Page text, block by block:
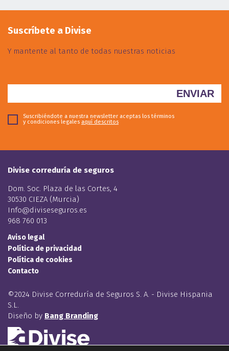
Suscríbete a Divise
Y mantente al tanto de todas nuestras noticias
Suscribiéndote a nuestra newsletter aceptas los términos
y condiciones legales aquí descritos
Divise correduría de seguros
Dom. Soc. Plaza de las Cortes, 4
30530 CIEZA (Murcia)
Info@diviseseguros.es
968 760 013
Aviso legal
Política de privacidad
Política de cookies
Contacto
©2024 Divise Correduría de Seguros S. A. - Divise Hispania
S.L.
Diseño by Bang Branding